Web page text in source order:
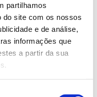
partilhamos
do site com os nossos
e de análise,
informações que
a partir da sua